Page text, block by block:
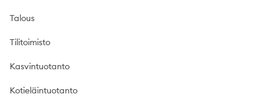
Talous
Tilitoimisto
Kasvintuotanto
Kotieläintuotanto